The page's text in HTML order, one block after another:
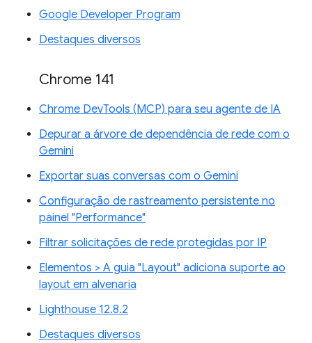
Google Developer Program
Destaques diversos
Chrome 141
Chrome DevTools (MCP) para seu agente de IA
Depurar a árvore de dependência de rede com o
Gemini
Exportar suas conversas com o Gemini
Configuração de rastreamento persistente no
painel "Performance"
Filtrar solicitações de rede protegidas por IP
Elementos > A guia "Layout" adiciona suporte ao
layout em alvenaria
Lighthouse 12.8.2
Destaques diversos